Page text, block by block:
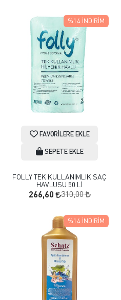
FAVORILERE EKLE
SEPETE EKLE
FOLLY TEK KULLANIMLIK SAÇ
HAVLUSU 50 Lİ
266,60 310,00
%14 İNDIRIM
%14 İNDIRIM